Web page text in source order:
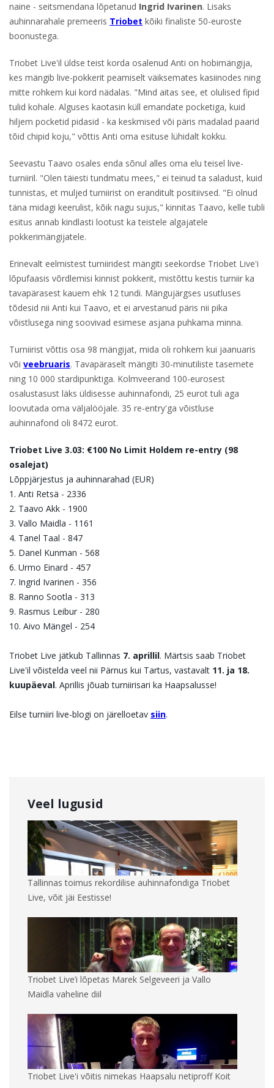
naine - seitsmendana lõpetanud Ingrid Ivarinen. Lisaks
auhinnarahale premeeris Triobet kõiki finaliste 50-euroste
boonustega.
Triobet Live'il üldse teist korda osalenud Anti on hobimängija,
kes mängib live-pokkerit peamiselt väiksemates kasiinodes ning
mitte rohkem kui kord nädalas. "Mind aitas see, et olulised fipid
tulid kohale. Alguses kaotasin küll emandate pocketiga, kuid
hiljem pocketid pidasid - ka keskmised või päris madalad paarid
tõid chipid koju," võttis Anti oma esituse lühidalt kokku.
Seevastu Taavo osales enda sõnul alles oma elu teisel live-
turniiril. "Olen täiesti tundmatu mees," ei teinud ta saladust, kuid
tunnistas, et muljed turniirist on eranditult positiivsed. "Ei olnud
täna midagi keerulist, kõik nagu sujus," kinnitas Taavo, kelle tubli
esitus annab kindlasti lootust ka teistele algajatele
pokkerimängijatele.
Erinevalt eelmistest turniiridest mängiti seekordse Triobet Live'i
lõpufaasis võrdlemisi kinnist pokkerit, mistõttu kestis turniir ka
tavapärasest kauem ehk 12 tundi. Mängujärgses usutluses
tõdesid nii Anti kui Taavo, et ei arvestanud päris nii pika
võistlusega ning soovivad esimese asjana puhkama minna.
Turniirist võttis osa 98 mängijat, mida oli rohkem kui jaanuaris
või veebruaris. Tavapäraselt mängiti 30-minutiliste tasemete
ning 10 000 stardipunktiga. Kolmveerand 100-eurosest
osalustasust läks üldisesse auhinnafondi, 25 eurot tuli aga
loovutada oma väljalööjale. 35 re-entry'ga võistluse
auhinnafond oli 8472 eurot.
Triobet Live 3.03: €100 No Limit Holdem re-entry (98
osalejat)
Lõppjärjestus ja auhinnarahad (EUR)
1. Anti Retsä - 2336
2. Taavo Akk - 1900
3. Vallo Maidla - 1161
4. Tanel Taal - 847
5. Danel Kunman - 568
6. Urmo Einard - 457
7. Ingrid Ivarinen - 356
8. Ranno Sootla - 313
9. Rasmus Leibur - 280
10. Aivo Mängel - 254
Triobet Live jätkub Tallinnas 7. aprillil. Märtsis saab Triobet
Live'il võistelda veel nii Pärnus kui Tartus, vastavalt 11. ja 18.
kuupäeval. Aprillis jõuab turniirisari ka Haapsalusse!
Eilse turniiri live-blogi on järelloetav siin.
Veel lugusid
Tallinnas toimus rekordilise auhinnafondiga Triobet
Live, võit jäi Eestisse!
Triobet Live’i lõpetas Marek Selgeveeri ja Vallo
Maidla vaheline diil
Triobet Live'i võitis nimekas Haapsalu netiproff Koit